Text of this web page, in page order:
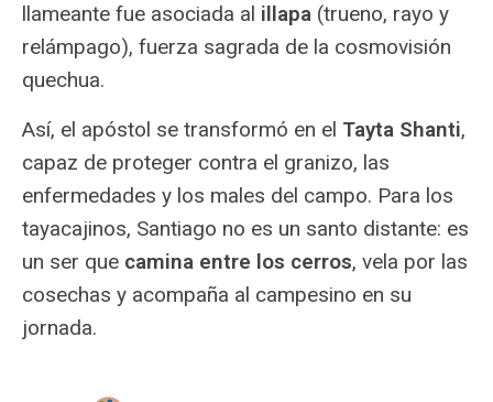
llameante fue asociada al illapa (trueno, rayo y
relámpago), fuerza sagrada de la cosmovisión
quechua.
Así, el apóstol se transformó en el Tayta Shanti,
capaz de proteger contra el granizo, las
enfermedades y los males del campo. Para los
tayacajinos, Santiago no es un santo distante: es
un ser que camina entre los cerros, vela por las
cosechas y acompaña al campesino en su
jornada.